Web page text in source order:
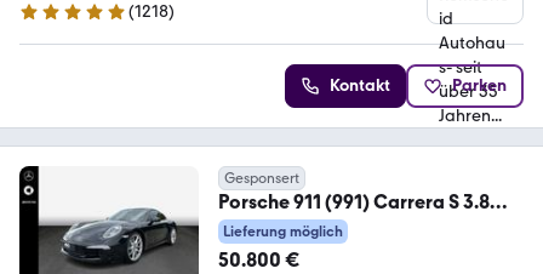
4.8 Sterne
(1218)
Kontakt Parken
Gesponsert
Porsche 911 (991) Carrera S 3.8
Schiebedach BOSE Xenon
Lieferung möglich
50.800 €